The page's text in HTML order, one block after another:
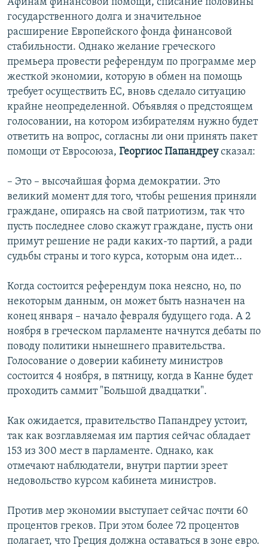
Афинам финансовой помощи, списание половины
государственного долга и значительное
расширение Европейского фонда финансовой
стабильности. Однако желание греческого
премьера провести референдум по программе мер
жесткой экономии, которую в обмен на помощь
требует осуществить ЕС, вновь сделало ситуацию
крайне неопределенной. Объявляя о предстоящем
голосовании, на котором избирателям нужно будет
ответить на вопрос, согласны ли они принять пакет
помощи от Евросоюза, Георгиос Папандреусказал:
– Это – высочайшая форма демократии. Это
великий момент для того, чтобы решения приняли
граждане, опираясь на свой патриотизм, так что
пусть последнее слово скажут граждане, пусть они
примут решение не ради каких-то партий, а ради
судьбы страны и того курса, которым она идет...
Когда состоится референдум пока неясно, но, по
некоторым данным, он может быть назначен на
конец января – начало февраля будущего года. А 2
ноября в греческом парламенте начнутся дебаты по
поводу политики нынешнего правительства.
Голосование о доверии кабинету министров
состоится 4 ноября, в пятницу, когда в Канне будет
проходить саммит "Большой двадцатки".
Как ожидается, правительство Папандреу устоит,
так как возглавляемая им партия сейчас обладает
153 из 300 мест в парламенте. Однако, как
отмечают наблюдатели, внутри партии зреет
недовольство курсом кабинета министров.
Против мер экономии выступает сейчас почти 60
процентов греков. При этом более 72 процентов
полагает, что Греция должна оставаться в зоне евро.